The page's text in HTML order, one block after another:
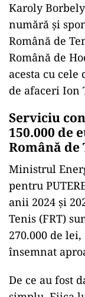
Karoly
numără și
Română de
Română de
acesta cu
de afaceri Ion
Serviciu
150.000 de
Română de
Ministrul
pentru
anii 2024 și
Tenis (FRT)
270.000 de
însemnat
De ce au fost